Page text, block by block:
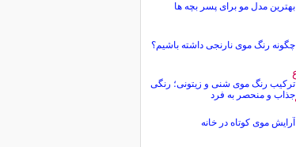
بهترین مدل مو برای پسر بچه ها
چگونه رنگ موی نارنجی داشته باشیم؟
ترکیب رنگ موی شنی و زیتونی؛ رنگی
جذاب و منحصر به فرد
آرایش موی کوتاه در خانه